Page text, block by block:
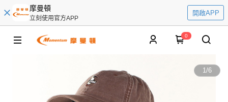
摩曼頓
立刻使用官方APP
開啟APP
0
1/6